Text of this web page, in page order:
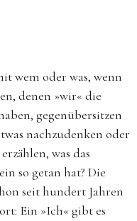
wem oder was, wenn
denen »wir« die
gegen­übersitzen
nachzudenken oder
was das
so getan hat? Die
seit hundert Jahren
Ein »Ich« gibt es